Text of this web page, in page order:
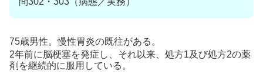
75歳男性。慢性胃炎の既往がある。
2年前に脳梗塞を発症し、それ以来、処方1及び処方2の薬
剤を継続的に服用している。